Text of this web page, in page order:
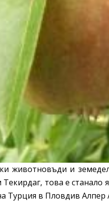
животновъди и
това е станало
Турция в Пловдив